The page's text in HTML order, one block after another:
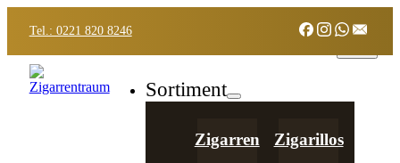
Tel.: 0221 820 8246
Sortiment
Zigarren Zigarillos